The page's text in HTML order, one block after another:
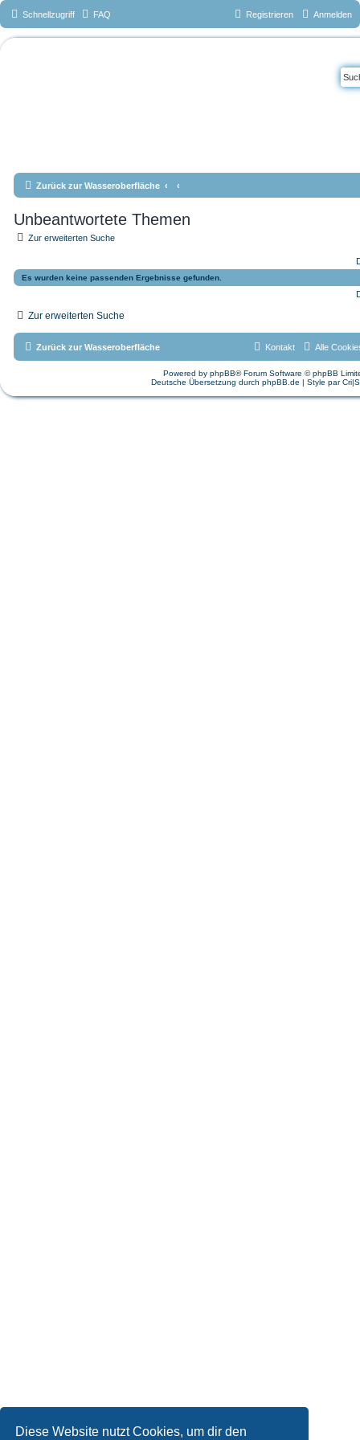
Diese Website nutzt Cookies, um dir den
Schnellzugriff FAQ Anmelden
Registrieren
Zurück zur Wasseroberfläche
Unbeantwortete Themen
Zur erweiterten Suche
Es wurden keine passenden Ergebnisse gefunden.
Zur erweiterten Suche
Zurück zur Wasseroberfläche Alle
Kontakt
Powered by phpBB® Forum Software © phpBB
Deutsche Übersetzung durch phpBB.de | Style par